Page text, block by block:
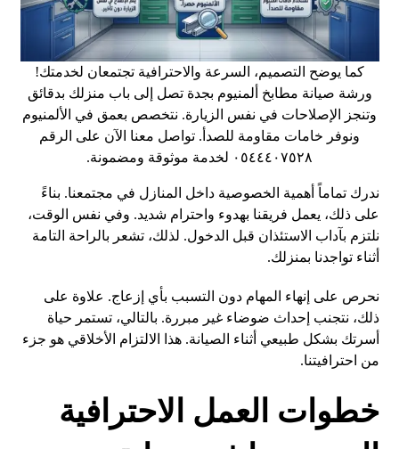
كما يوضح التصميم، السرعة والاحترافية تجتمعان لخدمتك!
ورشة صيانة مطابخ ألمنيوم بجدة تصل إلى باب منزلك بدقائق
وتنجز الإصلاحات في نفس الزيارة. نتخصص بعمق في الألمنيوم
ونوفر خامات مقاومة للصدأ. تواصل معنا الآن على الرقم
٠٥٤٤٤٠٧٥٢٨ لخدمة موثوقة ومضمونة.
ندرك تماماً أهمية الخصوصية داخل المنازل في مجتمعنا. بناءً
على ذلك، يعمل فريقنا بهدوء واحترام شديد. وفي نفس الوقت،
نلتزم بآداب الاستئذان قبل الدخول. لذلك، تشعر بالراحة التامة
أثناء تواجدنا بمنزلك.
نحرص على إنهاء المهام دون التسبب بأي إزعاج. علاوة على
ذلك، نتجنب إحداث ضوضاء غير مبررة. بالتالي، تستمر حياة
أسرتك بشكل طبيعي أثناء الصيانة. هذا الالتزام الأخلاقي هو جزء
من احترافيتنا.
خطوات العمل الاحترافية